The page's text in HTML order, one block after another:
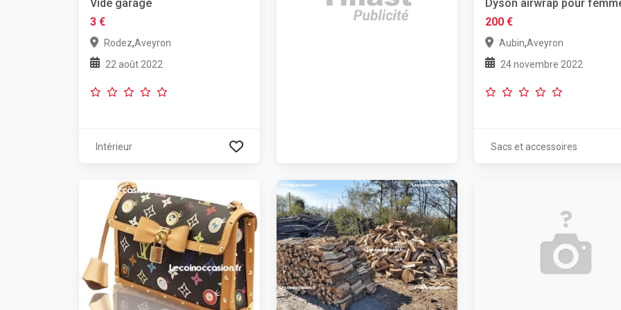
Vide garage
3 €
Rodez,Aveyron
22 août 2022
Intérieur
Dyson airwrap pour
200 €
Aubin,Aveyron
24 novembre 2022
Sacs et accessoires